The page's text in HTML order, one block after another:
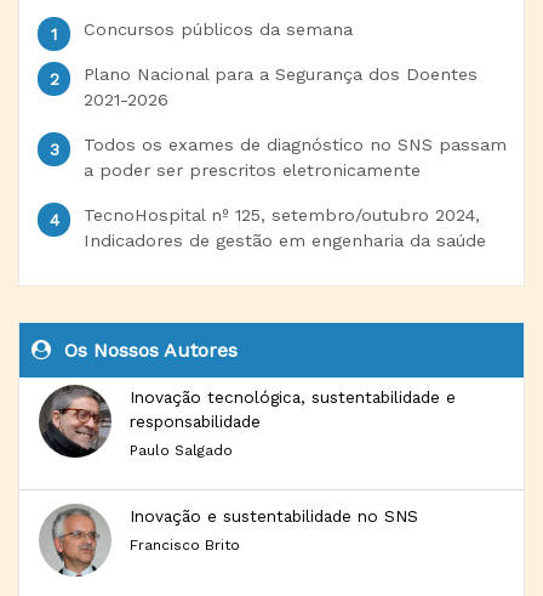
Concursos públicos da semana
Plano Nacional para a Segurança dos Doentes
2021-2026
Todos os exames de diagnóstico no SNS passam
a poder ser prescritos eletronicamente
TecnoHospital nº 125, setembro/outubro 2024,
Indicadores de gestão em engenharia da saúde
Os Nossos Autores
Inovação tecnológica, sustentabilidade e
responsabilidade
Paulo Salgado
Inovação e sustentabilidade no SNS
Francisco Brito